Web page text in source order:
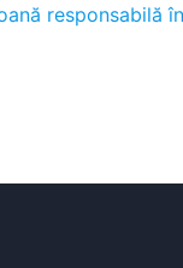
responsabilă